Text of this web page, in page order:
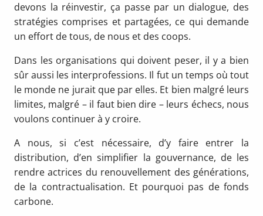
devons la réinvestir, ça passe par un dialogue, des
stratégies comprises et partagées, ce qui demande
un effort de tous, de nous et des coops.
Dans les organisations qui doivent peser, il y a bien
sûr aussi les interprofessions. Il fut un temps où tout
le monde ne jurait que par elles. Et bien malgré leurs
limites, malgré – il faut bien dire – leurs échecs, nous
voulons continuer à y croire.
A nous, si c’est nécessaire, d’y faire entrer la
distribution, d’en simplifier la gouvernance, de les
rendre actrices du renouvellement des générations,
de la contractualisation. Et pourquoi pas de fonds
carbone.